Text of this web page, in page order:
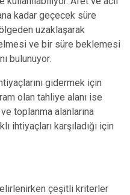
kadar geçecek süre
uzaklaşarak
ve bir süre beklemesi
bulunuyor.
gidermek için
olan tahliye alanı ise
toplanma alanlarına
ihtiyaçları karşıladığı için
çeşitli kriterler